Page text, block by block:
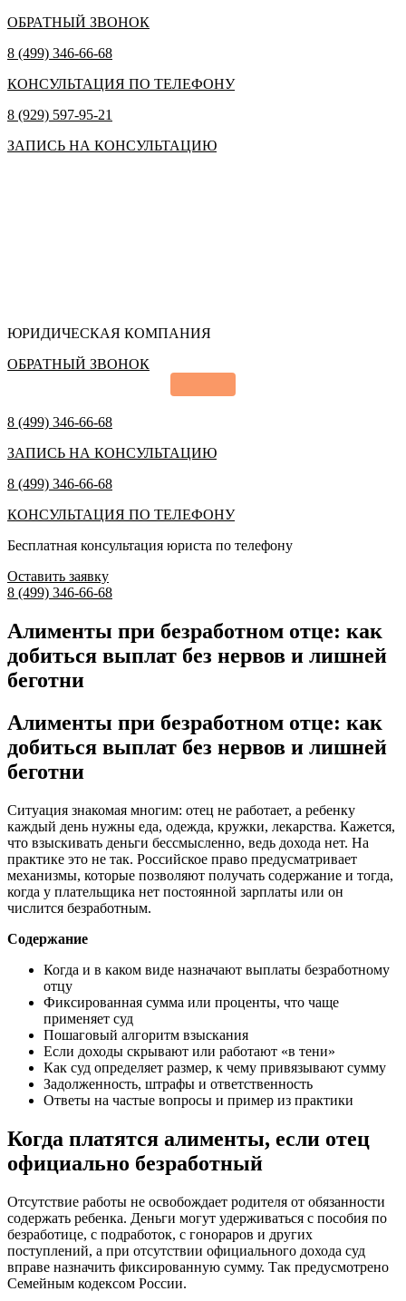
ОБРАТНЫЙ ЗВОНОК
8 (499) 346-66-68
КОНСУЛЬТАЦИЯ ПО ТЕЛЕФОНУ
8 (929) 597-95-21
ЗАПИСЬ НА КОНСУЛЬТАЦИЮ
ЮРИДИЧЕСКАЯ КОМПАНИЯ
ОБРАТНЫЙ ЗВОНОК
8 (499) 346-66-68
ЗАПИСЬ НА КОНСУЛЬТАЦИЮ
8 (499) 346-66-68
КОНСУЛЬТАЦИЯ ПО ТЕЛЕФОНУ
Бесплатная консультация юриста по телефону
Оставить заявку
8 (499) 346-66-68
Алименты при безработном отце: как
добиться выплат без нервов и лишней
беготни
Алименты при безработном отце: как
добиться выплат без нервов и лишней
беготни
Ситуация знакомая многим: отец не работает, а ребенку
каждый день нужны еда, одежда, кружки, лекарства. Кажется,
что взыскивать деньги бессмысленно, ведь дохода нет. На
практике это не так. Российское право предусматривает
механизмы, которые позволяют получать содержание и тогда,
когда у плательщика нет постоянной зарплаты или он
числится безработным.
Содержание
Когда и в каком виде назначают выплаты безработному
отцу
Фиксированная сумма или проценты, что чаще
применяет суд
Пошаговый алгоритм взыскания
Если доходы скрывают или работают «в тени»
Как суд определяет размер, к чему привязывают сумму
Задолженность, штрафы и ответственность
Ответы на частые вопросы и пример из практики
Когда платятся алименты, если отец
официально безработный
Отсутствие работы не освобождает родителя от обязанности
содержать ребенка. Деньги могут удерживаться с пособия по
безработице, с подработок, с гонораров и других
поступлений, а при отсутствии официального дохода суд
вправе назначить фиксированную сумму. Так предусмотрено
Семейным кодексом России.